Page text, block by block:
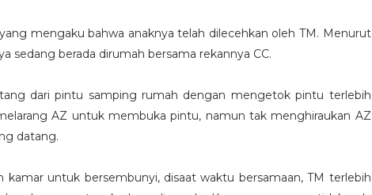
mengaku bahwa anaknya telah dilecehkan oleh TM. Menurut
sedang berada dirumah bersama rekannya CC.
dari pintu samping rumah dengan mengetok pintu terlebih
AZ untuk membuka pintu, namun tak menghiraukan AZ
datang.
kamar untuk bersembunyi, disaat waktu bersamaan, TM terlebih